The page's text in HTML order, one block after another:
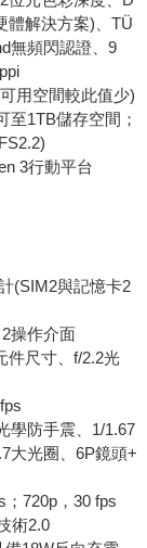
體解決方案)、TÜ
無頻閃認證、9
用空間較此值少)
1TB儲存空間；
3行動平台
(SIM2與記憶卡2
操作介面
件尺寸、f/2.2光
學防手震、1/1.67
大光圈、6P鏡頭+
720p，30 fps
術2.0